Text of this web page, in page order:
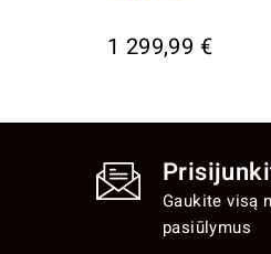
1 299,99 €
Gaukite visą
pasiūlymus